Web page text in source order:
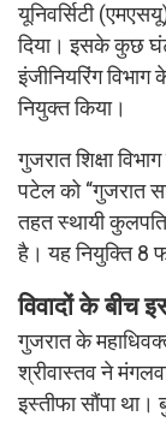
यूनिवर्सिटी
दिया। इसके कुछ
इंजीनियरिंग
नियुक्त किया।
गुजरात शिक्षा
पटेल को “गुजरात
तहत स्थायी
है। यह नियुक्ति 8
विवादों के बीच
गुजरात के
श्रीवास्तव ने
इस्तीफा सौंपा था।